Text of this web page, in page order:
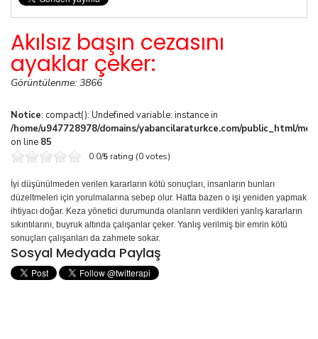
Akılsız başın cezasını
ayaklar çeker:
Görüntülenme: 3866
Notice: compact(): Undefined variable: instance in
/home/u947728978/domains/yabancilaraturkce.com/public_html/
on line 85
0.0/5 rating (0 votes)
İyi düşünülmeden verilen kararların kötü sonuçları, insanların bunları
düzeltmeleri için yorulmalarına se­bep olur. Hatta bazen o işi yeniden yapmak
ihtiyacı do­ğar. Keza yönetici durumunda olanların verdikleri yan­lış kararların
sıkıntılarını, buyruk altında çalışanlar çe­ker. Yanlış verilmiş bir emrin kötü
sonuçları çalışanları da zahmete sokar.
Sosyal Medyada Paylaş